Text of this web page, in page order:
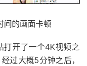
间的画面卡顿
打开了一个4K视频之
过大概5分钟之后，